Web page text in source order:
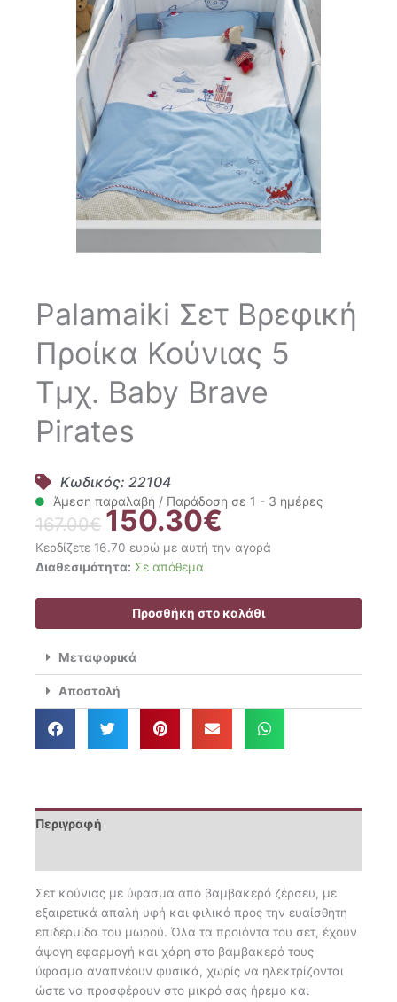
Palamaiki Σετ Βρεφική
Προίκα Κούνιας 5
Τμχ. Baby Brave
Pirates
Κωδικός: 22104
Άμεση παραλαβή / Παράδοση σε 1 - 3 ημέρες
167.00€ Original
price
was:
167.00€.
150.30€
τρέχουσα
τιμή
150.30€.
Κερδίζετε 16.70 ευρώ με αυτή την αγορά
Διαθεσιμότητα: Σε απόθεμα
Palamaiki
Προίκα
Brave
Προσθήκη στο καλάθι
Μεταφορικά
Αποστολή
Περιγραφή
Σετ κούνιας με ύφασμα από βαμβακερό ζέρσευ, με
εξαιρετικά απαλή υφή και φιλικό προς την ευαίσθητη
επιδερμίδα του μωρού. Όλα τα προιόντα του σετ, έχουν
άψογη εφαρμογή και χάρη στο βαμβακερό τους
ύφασμα αναπνέουν φυσικά, χωρίς να ηλεκτρίζονται
ώστε να προσφέρουν στο μικρό σας ήρεμο και